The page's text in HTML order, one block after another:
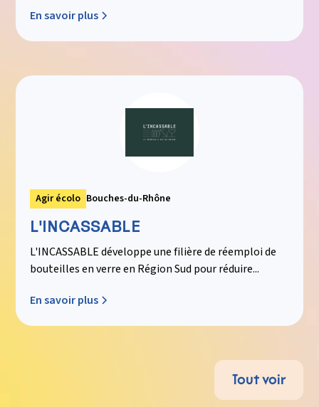
En savoir plus
Agir écolo Bouches-du-Rhône
L'INCASSABLE
L'INCASSABLE développe une filière de réemploi de
bouteilles en verre en Région Sud pour réduire...
En savoir plus
Tout voir